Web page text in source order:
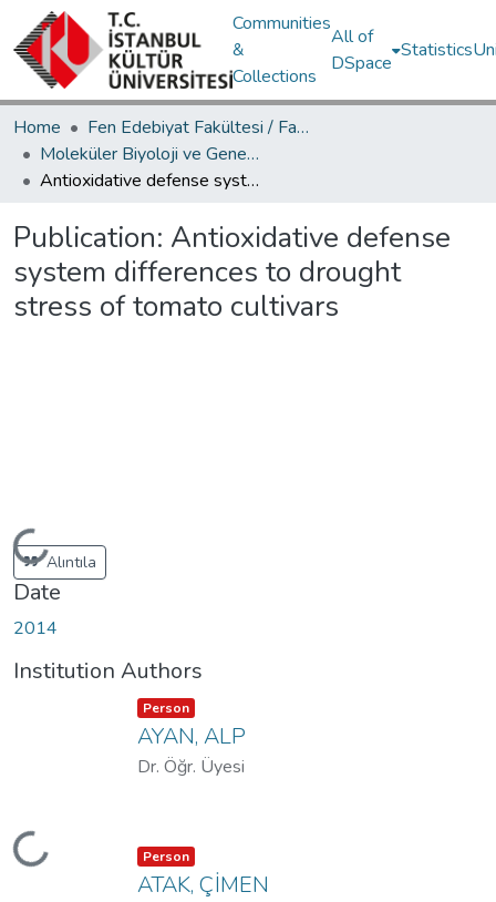
Communities
&
Collections
All of
DSpace
Statistics
Home
Fen Edebiyat Fakültesi / Faculty of Letters and Sciences
Moleküler Biyoloji ve Genetik Bölümü / Department of Molecular Biology and Genetics
Antioxidative defense system differences to drought stress of tomato cultivars
Publication: Antioxidative defense
system differences to drought
stress of tomato cultivars
Loading...
Alıntıla
Date
2014
Institution Authors
Loading...
Item type:
Person ,
AYAN, ALP
Dr. Öğr. Üyesi
Item type:
Person ,
ATAK, ÇİMEN